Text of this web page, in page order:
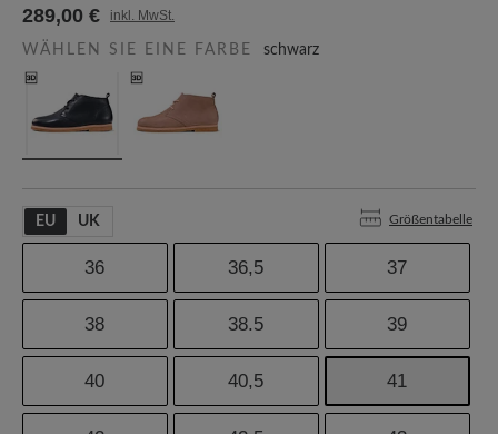
289,00 € inkl. MwSt.
WÄHLEN SIE EINE FARBE schwarz
EU UK Größentabelle
36 36,5 37
38 38.5 39
40 40,5 41